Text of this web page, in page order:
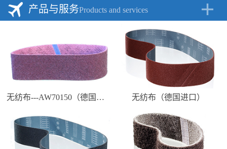
产品与服务Products and services
无纺布---AW70150（德国进口） 无纺布（德国进口）